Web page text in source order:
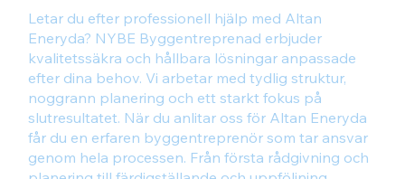
Letar du efter professionell hjälp med Altan
Eneryda? NYBE Byggentreprenad erbjuder
kvalitetssäkra och hållbara lösningar anpassade
efter dina behov. Vi arbetar med tydlig struktur,
noggrann planering och ett starkt fokus på
slutresultatet. När du anlitar oss för Altan Eneryda
får du en erfaren byggentreprenör som tar ansvar
genom hela processen. Från första rådgivning och